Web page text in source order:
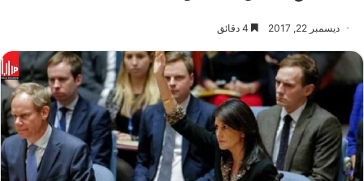
ديسمبر 22, 2017